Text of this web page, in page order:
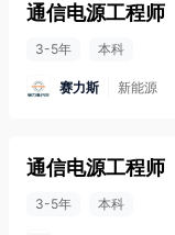
通信电源工程师
3-5年 本科
赛力斯 新能源
通信电源工程师
3-5年 本科